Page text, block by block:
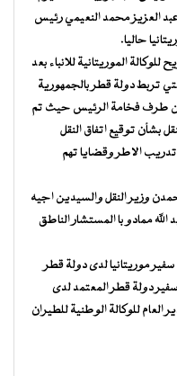
العزيز محمد النعيمي رئيس
حاليا.
الموريتانية للانباء بعد
تربط دولة قطر بالجمهورية
من طرف فخامة الرئيس حيث تم
بشأن توقيع اتفاق النقل
الاطر وقضايا تهم
وزير النقل والسيدين اجيه
ممادو با المستشار الناطق
موريتانيا لدى دولة قطر
دولة قطر المعتمد لدى
العام للوكالة الوطنية للطيران